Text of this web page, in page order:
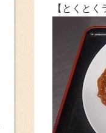
【とくと